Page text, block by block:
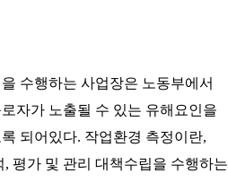
수행하는 사업장은 노동부에서
자가 노출될 수 있는 유해요인을
되어있다. 작업환경 측정이란,
평가 및 관리 대책수립을 수행하는